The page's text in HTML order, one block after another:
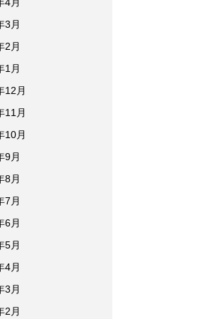
3月
2月
1月
12月
11月
10月
9月
8月
7月
6月
5月
4月
3月
2月